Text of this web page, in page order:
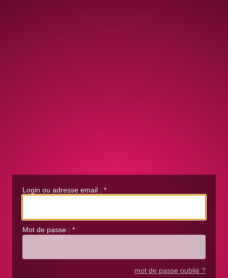
Login ou adresse email : *
Mot de passe : *
mot de passe oublié ?